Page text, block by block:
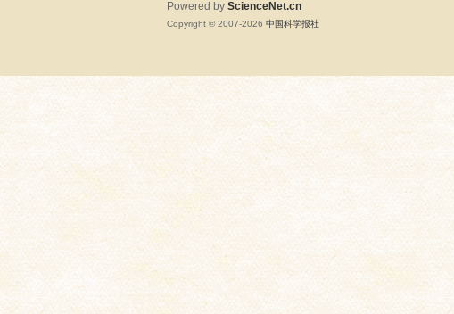
Powered by ScienceNet.cn
Copyright © 2007-2026 中国科学报社